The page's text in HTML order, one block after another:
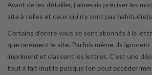
Avant de les détailler, j’aimerais préciser les
site à celles et ceux qui n’y sont pas
Certains d’entre vous se sont abonnés à la
que rarement le site. Parfois même, ils
impriment et classent les lettres. C’est une
tout à fait inutile puisque l’on peut accéder